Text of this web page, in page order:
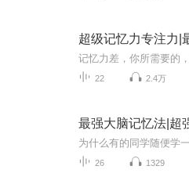
超级记忆力专注力|
22 2.4万
最强大脑记忆法|超
26 1329